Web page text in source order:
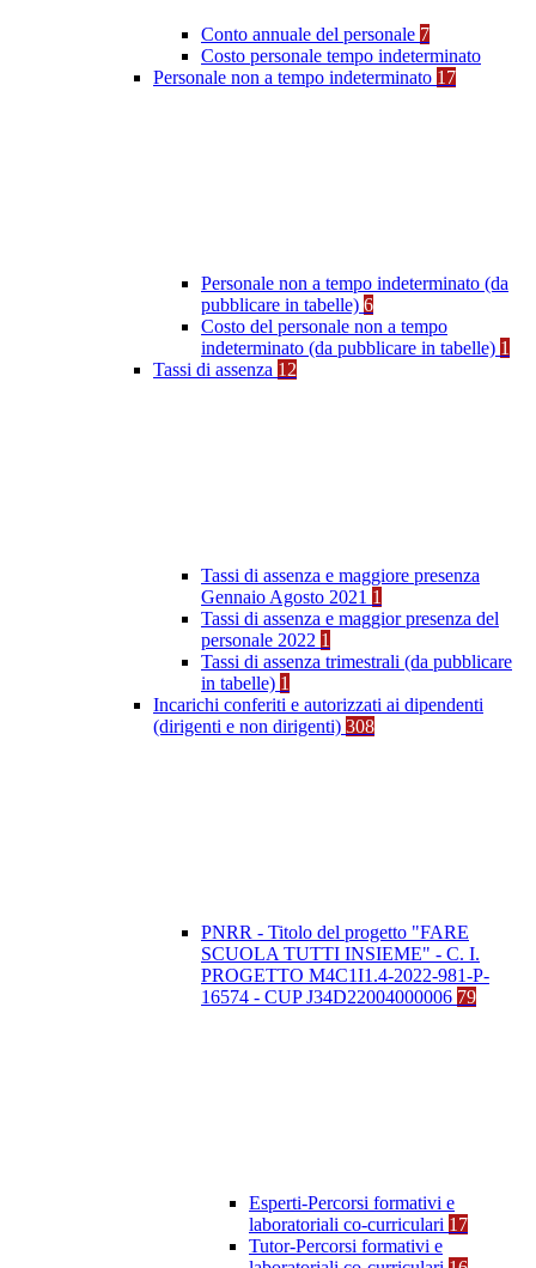
Conto annuale del personale 7
Costo personale tempo indeterminato
Personale non a tempo indeterminato 17
Personale non a tempo indeterminato (da
pubblicare in tabelle) 6
Costo del personale non a tempo
indeterminato (da pubblicare in tabelle) 1
Tassi di assenza 12
Tassi di assenza e maggiore presenza
Gennaio Agosto 2021 1
Tassi di assenza e maggior presenza del
personale 2022 1
Tassi di assenza trimestrali (da pubblicare
in tabelle) 1
Incarichi conferiti e autorizzati ai dipendenti
(dirigenti e non dirigenti) 308
PNRR - Titolo del progetto "FARE
SCUOLA TUTTI INSIEME" - C. I.
PROGETTO M4C1I1.4-2022-981-P-
16574 - CUP J34D22004000006 79
Esperti-Percorsi formativi e
laboratoriali co-curriculari 17
Tutor-Percorsi formativi e